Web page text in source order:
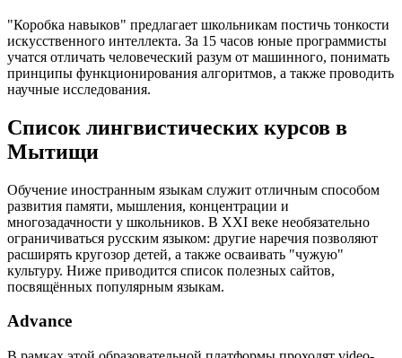
"Коробка навыков" предлагает школьникам постичь тонкости
искусственного интеллекта. За 15 часов юные программисты
учатся отличать человеческий разум от машинного, понимать
принципы функционирования алгоритмов, а также проводить
научные исследования.
Список лингвистических курсов в
Мытищи
Обучение иностранным языкам служит отличным способом
развития памяти, мышления, концентрации и
многозадачности у школьников. В XXI веке необязательно
ограничиваться русским языком: другие наречия позволяют
расширять кругозор детей, а также осваивать "чужую"
культуру. Ниже приводится список полезных сайтов,
посвящённых популярным языкам.
Advance